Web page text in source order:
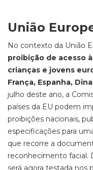
União
No contexto da União
proibição de acesso
crianças e jovens
França, Espanha,
julho deste ano, a
países da EU podem
proibições nacionais,
especificações para
que recorre a
reconhecimento facial.
será agora testada nos